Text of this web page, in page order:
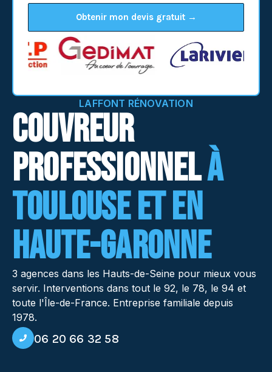
LAFFONT RÉNOVATION
COUVREUR
PROFESSIONNELÀ
TOULOUSE ET EN
HAUTE-GARONNE
3 agences dans les Hauts-de-Seine pour mieux vous
servir. Interventions dans tout le 92, le 78, le 94 et
toute l'Île-de-France. Entreprise familiale depuis
1978.
06 20 66 32 58
Obtenir mon devis gratuit →